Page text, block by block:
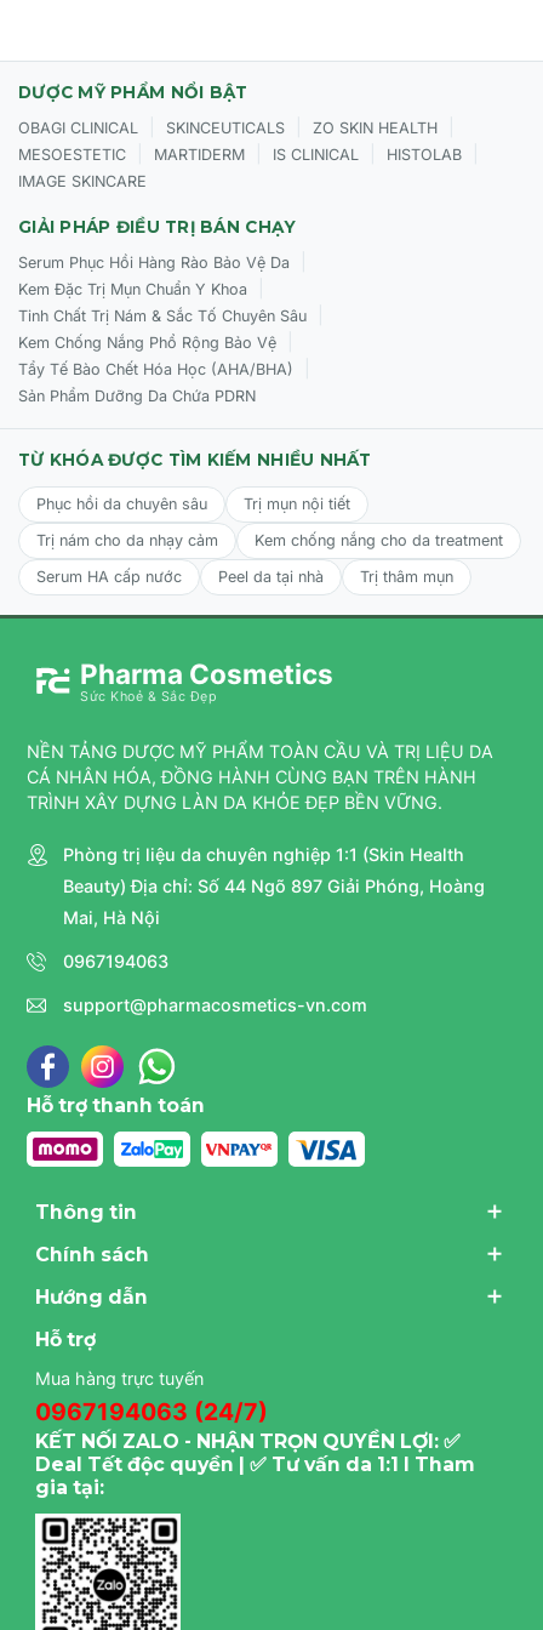
Hướng dẫn sử dụng chuẩn chuyên gia của kem Kozilar
Skin Lightening Cream
Làm sạch:Rửa mặt sạch và sử dụng toner/serum dưỡng
ẩm.
Thoa kem:Lấy một lượng kem Kozilar vừa đủ thoa đều
lên mặt hoặc các vùng da cần làm sáng.
Tần suất:Sử dụng mỗi tối (hoặc cả sáng và tối).
Bảo vệ:Bắt buộc sử dụng kem chống nắng vào ban ngày
để bảo vệ thành quả dưỡng trắng.
Kết hợp:Có thể dùng chung với Retinol, Tretinoin hoặc
Lưu ý:Hiện tại hãng chỉ sản xuất tuýp 15g tiện lợi, phù
hợp để mang theo đi du lịch hoặc dùng thử.
DƯỢC MỸ PHẨM NỔI BẬT
OBAGI CLINICAL SKINCEUTICALS ZO SKIN HEALTH
MESOESTETIC MARTIDERM IS CLINICAL HISTOLAB
IMAGE SKINCARE
GIẢI PHÁP ĐIỀU TRỊ BÁN CHẠY
Serum Phục Hồi Hàng Rào Bảo Vệ Da
Kem Đặc Trị Mụn Chuẩn Y Khoa
Tinh Chất Trị Nám & Sắc Tố Chuyên Sâu
Kem Chống Nắng Phổ Rộng Bảo Vệ
Tẩy Tế Bào Chết Hóa Học (AHA/BHA)
Sản Phẩm Dưỡng Da Chứa PDRN
TỪ KHÓA ĐƯỢC TÌM KIẾM NHIỀU NHẤT
Phục hồi da chuyên sâu
Trị mụn nội tiết
Trị nám cho da nhạy cảm
Kem chống nắng cho da treatment
Serum HA cấp nước
Peel da tại nhà Trị thâm mụn
Pharma Cosmetics
Sức Khoẻ & Sắc Đẹp
NỀN TẢNG DƯỢC MỸ PHẨM TOÀN CẦU VÀ TRỊ LIỆU DA
CÁ NHÂN HÓA, ĐỒNG HÀNH CÙNG BẠN TRÊN HÀNH
TRÌNH XÂY DỰNG LÀN DA KHỎE ĐẸP BỀN VỮNG.
Phòng trị liệu da chuyên nghiệp 1:1 (Skin Health
Beauty) Địa chỉ: Số 44 Ngõ 897 Giải Phóng, Hoàng
Mai, Hà Nội
0967194063
support@pharmacosmetics-vn.com
Hỗ trợ thanh toán
Thông tin
Chính sách
Hướng dẫn
Hỗ trợ
Mua hàng trực tuyến
0967194063 (24/7)
KẾT NỐI ZALO - NHẬN TRỌN QUYỀN LỢI: ✅
Deal Tết độc quyền | ✅ Tư vấn da 1:1 I Tham
gia tại: